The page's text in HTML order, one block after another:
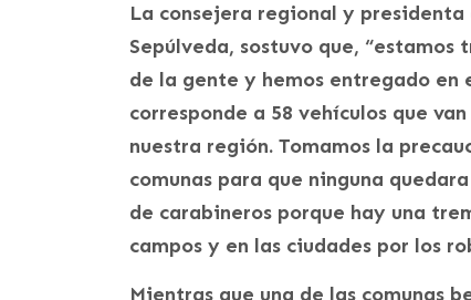
La consejera regional y presidenta
Sepúlveda, sostuvo que,
de la gente y hemos entregado en
corresponde a 58 vehículos que
nuestra región. Tomamos la
comunas para que ninguna
de carabineros porque hay una
campos y en las ciudades por los
Mientras que una de las comunas